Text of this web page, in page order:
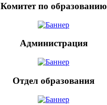
Комитет по образованию
Администрация
Отдел образования